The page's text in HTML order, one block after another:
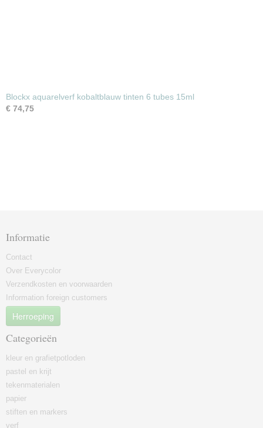
Blockx aquarelverf kobaltblauw tinten 6 tubes 15ml
€ 74,75
Informatie
Contact
Over Everycolor
Verzendkosten en voorwaarden
Information foreign customers
Herroeping
Categorieën
kleur en grafietpotloden
pastel en krijt
tekenmaterialen
papier
stiften en markers
verf